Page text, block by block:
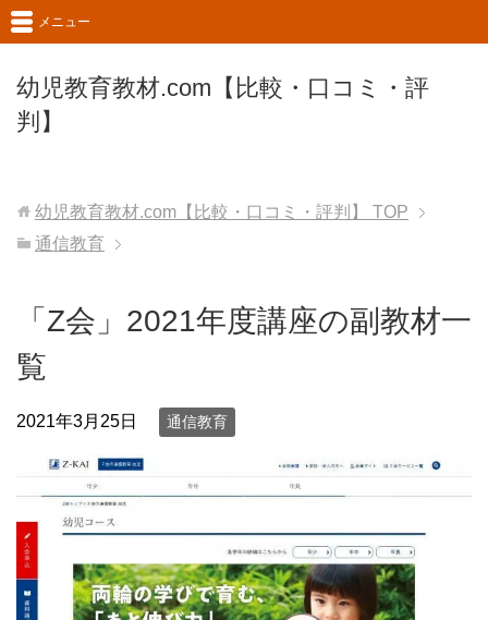
幼児教育教材.com【比較・口コミ・評
判】
メニュー
幼児教育教材.com【比較・口コミ・評判】
TOP
通信教育
「Z会」2021年度講座の副教材一
覧
2021年3月25日 通信教育